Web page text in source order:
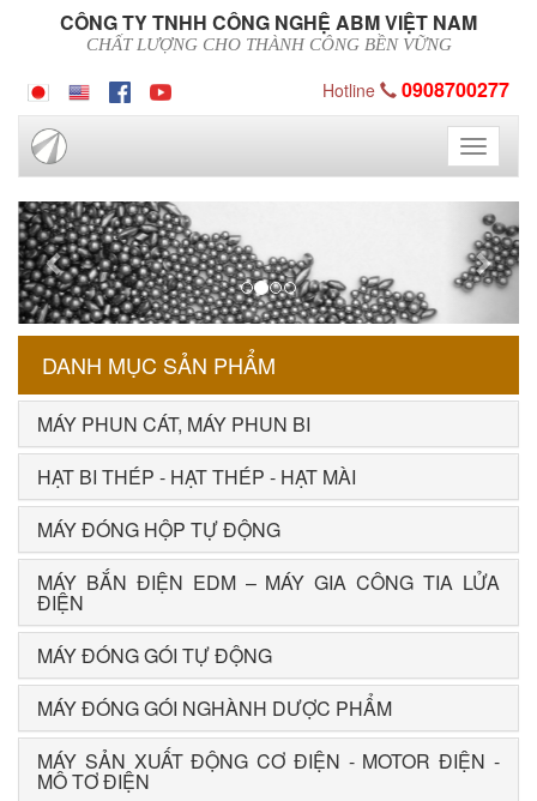
CÔNG TY TNHH CÔNG NGHỆ ABM VIỆT NAM
CHẤT LƯỢNG CHO THÀNH CÔNG BỀN VỮNG
Hotline 0908700277
Toggle
Previous Next
DANH MỤC SẢN PHẨM
MÁY PHUN CÁT, MÁY PHUN BI
HẠT BI THÉP - HẠT THÉP - HẠT MÀI
MÁY ĐÓNG HỘP TỰ ĐỘNG
MÁY BẮN ĐIỆN EDM – MÁY GIA CÔNG TIA LỬA
ĐIỆN
MÁY ĐÓNG GÓI TỰ ĐỘNG
MÁY ĐÓNG GÓI NGHÀNH DƯỢC PHẨM
MÁY SẢN XUẤT ĐỘNG CƠ ĐIỆN - MOTOR ĐIỆN -
MÔ TƠ ĐIỆN